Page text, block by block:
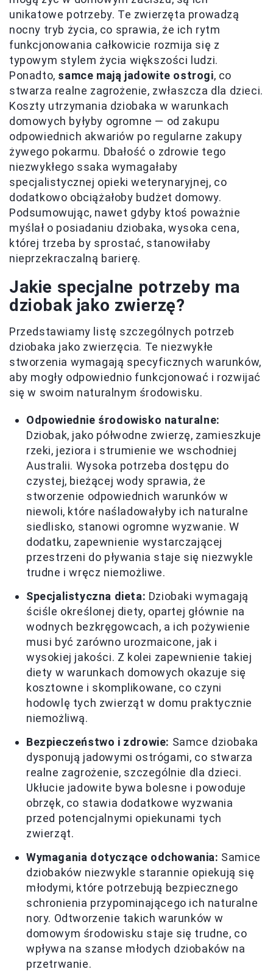
unikatowe potrzeby. Te zwierzęta prowadzą
nocny tryb życia, co sprawia, że ich rytm
funkcjonowania całkowicie rozmija się z
typowym stylem życia większości ludzi.
Ponadto, samce mają jadowite ostrogi, co
stwarza realne zagrożenie, zwłaszcza dla dzieci.
Koszty utrzymania dziobaka w warunkach
domowych byłyby ogromne — od zakupu
odpowiednich akwariów po regularne zakupy
żywego pokarmu. Dbałość o zdrowie tego
niezwykłego ssaka wymagałaby
specjalistycznej opieki weterynaryjnej, co
dodatkowo obciążałoby budżet domowy.
Podsumowując, nawet gdyby ktoś poważnie
myślał o posiadaniu dziobaka, wysoka cena,
której trzeba by sprostać, stanowiłaby
nieprzekraczalną barierę.
Jakie specjalne potrzeby ma
dziobak jako zwierzę?
Przedstawiamy listę szczególnych potrzeb
dziobaka jako zwierzęcia. Te niezwykłe
stworzenia wymagają specyficznych warunków,
aby mogły odpowiednio funkcjonować i rozwijać
się w swoim naturalnym środowisku.
Odpowiednie środowisko naturalne:
Dziobak, jako półwodne zwierzę, zamieszkuje
rzeki, jeziora i strumienie we wschodniej
Australii. Wysoka potrzeba dostępu do
czystej, bieżącej wody sprawia, że
stworzenie odpowiednich warunków w
niewoli, które naśladowałyby ich naturalne
siedlisko, stanowi ogromne wyzwanie. W
dodatku, zapewnienie wystarczającej
przestrzeni do pływania staje się niezwykle
trudne i wręcz niemożliwe.
Specjalistyczna dieta: Dziobaki wymagają
ściśle określonej diety, opartej głównie na
wodnych bezkręgowcach, a ich pożywienie
musi być zarówno urozmaicone, jak i
wysokiej jakości. Z kolei zapewnienie takiej
diety w warunkach domowych okazuje się
kosztowne i skomplikowane, co czyni
hodowlę tych zwierząt w domu praktycznie
niemożliwą.
Bezpieczeństwo i zdrowie: Samce dziobaka
dysponują jadowymi ostrógami, co stwarza
realne zagrożenie, szczególnie dla dzieci.
Ukłucie jadowite bywa bolesne i powoduje
obrzęk, co stawia dodatkowe wyzwania
przed potencjalnymi opiekunami tych
zwierząt.
Wymagania dotyczące odchowania: Samice
dziobaków niezwykle starannie opiekują się
młodymi, które potrzebują bezpiecznego
schronienia przypominającego ich naturalne
nory. Odtworzenie takich warunków w
domowym środowisku staje się trudne, co
wpływa na szanse młodych dziobaków na
przetrwanie.